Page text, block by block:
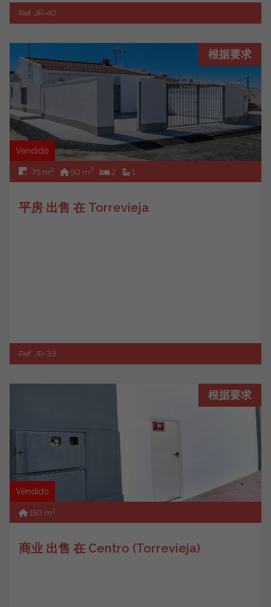
Ref. JR-40
根据要求
Vendido
75 m2 50 m2 2 1
平房 出售 在 Torrevieja
Ref. JR-39
根据要求
Vendido
150 m2
商业 出售 在 Centro (Torrevieja)